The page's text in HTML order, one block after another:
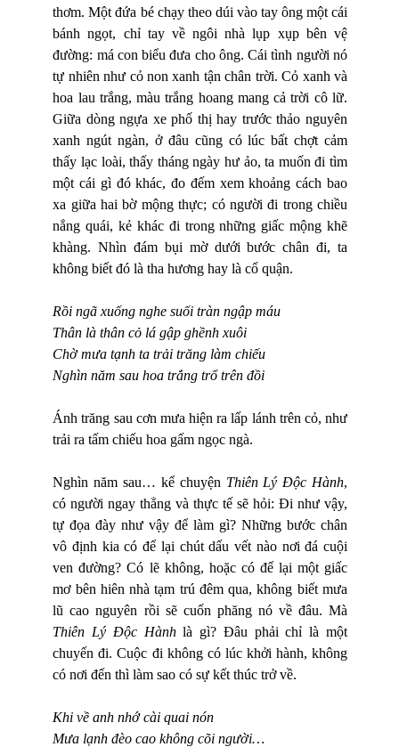
thơm. Một đứa bé chạy theo dúi vào tay ông một cái
bánh ngọt, chỉ tay về ngôi nhà lụp xụp bên vệ
đường: má con biểu đưa cho ông. Cái tình người nó
tự nhiên như cỏ non xanh tận chân trời. Cỏ xanh và
hoa lau trắng, màu trắng hoang mang cả trời cô lữ.
Giữa dòng ngựa xe phố thị hay trước thảo nguyên
xanh ngút ngàn, ở đâu cũng có lúc bất chợt cảm
thấy lạc loài, thấy tháng ngày hư ảo, ta muốn đi tìm
một cái gì đó khác, đo đếm xem khoảng cách bao
xa giữa hai bờ mộng thực; có người đi trong chiều
nắng quái, kẻ khác đi trong những giấc mộng khẽ
khàng. Nhìn đám bụi mờ dưới bước chân đi, ta
không biết đó là tha hương hay là cố quận.
Rồi ngã xuống nghe suối tràn ngập máu
Thân là thân cỏ lá gập ghềnh xuôi
Chờ mưa tạnh ta trải trăng làm chiếu
Nghìn năm sau hoa trắng trổ trên đồi
Ánh trăng sau cơn mưa hiện ra lấp lánh trên cỏ, như
trải ra tấm chiếu hoa gấm ngọc ngà.
Nghìn năm sau… kể chuyện Thiên Lý Độc Hành,
có người ngay thẳng và thực tế sẽ hỏi: Đi như vậy,
tự đọa đày như vậy để làm gì? Những bước chân
vô định kia có để lại chút dấu vết nào nơi đá cuội
ven đường? Có lẽ không, hoặc có để lại một giấc
mơ bên hiên nhà tạm trú đêm qua, không biết mưa
lũ cao nguyên rồi sẽ cuốn phăng nó về đâu. Mà
Thiên Lý Độc Hànhlà gì? Đâu phải chỉ là một
chuyến đi. Cuộc đi không có lúc khởi hành, không
có nơi đến thì làm sao có sự kết thúc trở về.
Khi về anh nhớ cài quai nón
Mưa lạnh đèo cao không cõi người…